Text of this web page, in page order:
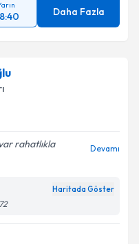
Daha Fazla
rahatlıkla
Devamı
Haritada Göster